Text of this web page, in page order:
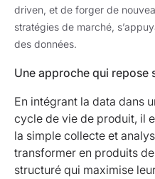
driven, et de forger de
stratégies de marché,
des données.
Une approche qui repose
En intégrant la data dans
cycle de vie de produit, il
la simple collecte et
transformer en produits
structuré qui maximise